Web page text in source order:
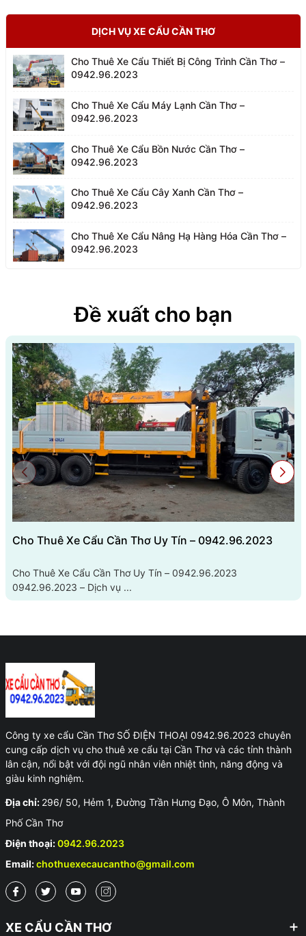
DỊCH VỤ XE CẨU CẦN THƠ
Cho Thuê Xe Cẩu Thiết Bị Công Trình Cần Thơ –
0942.96.2023
Cho Thuê Xe Cẩu Máy Lạnh Cần Thơ –
0942.96.2023
Cho Thuê Xe Cẩu Bồn Nước Cần Thơ –
0942.96.2023
Cho Thuê Xe Cẩu Cây Xanh Cần Thơ –
0942.96.2023
Cho Thuê Xe Cẩu Nâng Hạ Hàng Hóa Cần Thơ –
0942.96.2023
Đề xuất cho bạn
Cho Thuê Xe Cẩu Cần Thơ Uy Tín – 0942.96.2023
Cho Thuê Xe Cẩu Cần Thơ Uy Tín – 0942.96.2023
0942.96.2023 – Dịch vụ ...
Công ty xe cẩu Cần Thơ SỐ ĐIỆN THOẠI 0942.96.2023 chuyên
cung cấp dịch vụ cho thuê xe cẩu tại Cần Thơ và các tỉnh thành
lân cận, nổi bật với đội ngũ nhân viên nhiệt tình, năng động và
giàu kinh nghiệm.
Địa chỉ: 296/ 50, Hẻm 1, Đường Trần Hưng Đạo, Ô Môn, Thành
Phố Cần Thơ
Điện thoại:0942.96.2023
Email:chothuexecaucantho@gmail.com
XE CẨU CẦN THƠ